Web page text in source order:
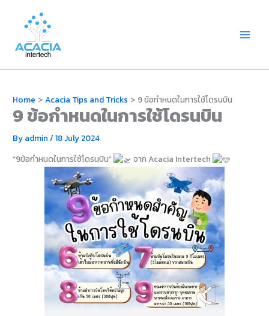
content
Menu
Home Acacia Tips and Tricks 9 ข้อกำหนดในการใช้โดรนบิน
9 ข้อกำหนดในการใช้โดรนบิน
By admin/18 July 2024
“9ข้อกำหนดในการใช้โดรนบิน”
จาก Acacia Intertech